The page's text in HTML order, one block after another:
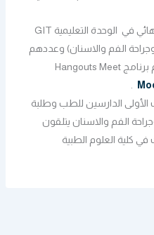
وهكذا أجري صباح اليوم الاختبار النهائي في الوحدة التعليمية GIT
الفم والاسنان) وعددهم
(54) طالباً وطالبة. وذلك بإستخدام برنامج Hangouts Meet
الأولى الدارسين للطب وطلبة
الفم والاسنان يتلقون
كلية العلوم الطبية